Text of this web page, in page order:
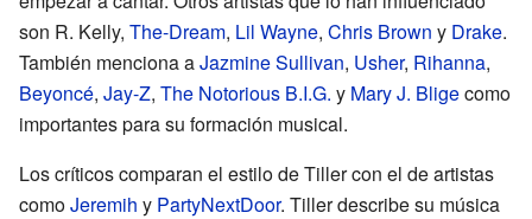
son R. Kelly, The-Dream, Lil Wayne, Chris Brown y Drake.
También menciona aJazmine Sullivan, Usher, Rihanna,
Beyoncé, Jay-Z, The Notorious B.I.G. y Mary J. Bligecomo
importantes para su formación musical.
Los críticos comparan el estilo de Tiller con el de artistas
comoJeremih y PartyNextDoor. Tiller describe su música